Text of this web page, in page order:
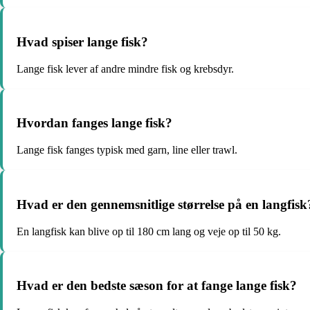
Hvad spiser lange fisk?
Lange fisk lever af andre mindre fisk og krebsdyr.
Hvordan fanges lange fisk?
Lange fisk fanges typisk med garn, line eller trawl.
Hvad er den gennemsnitlige størrelse på en
En langfisk kan blive op til 180 cm lang og veje op til 50 kg.
Hvad er den bedste sæson for at fange lange fisk?